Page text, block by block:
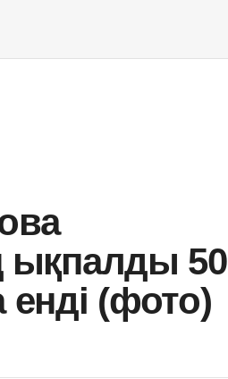
ықпалды 50
енді (фото)